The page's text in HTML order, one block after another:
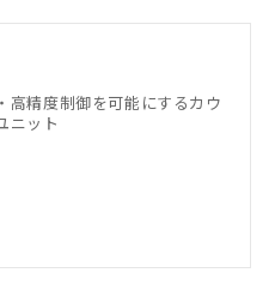
高精度制御を可能にするカウ
ニット